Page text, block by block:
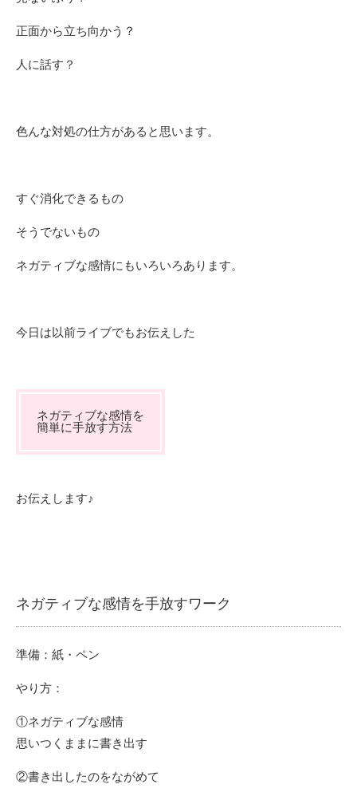
正面から立ち向かう？
人に話す？
色んな対処の仕方があると思います。
すぐ消化できるもの
そうでないもの
ネガティブな感情にもいろいろあります。
今日は以前ライブでもお伝えした
ネガティブな感情を
簡単に手放す方法
お伝えします♪
ネガティブな感情を手放すワーク
準備：紙・ペン
やり方：
①ネガティブな感情
思いつくままに書き出す
②書き出したのをながめて